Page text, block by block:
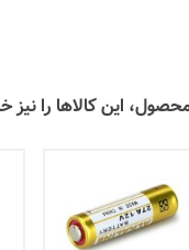
این کالاها را نیز